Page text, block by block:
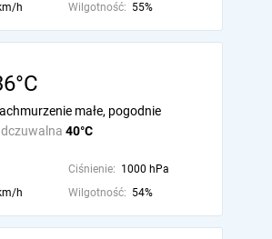
h Wilgotność: 55%
40°C
małe, pogodnie
Ciśnienie: 1000 hPa
h Wilgotność: 54%